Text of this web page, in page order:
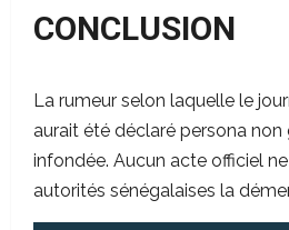
CONCLUSION
La rumeur selon laquelle le
aurait été déclaré persona
infondée. Aucun acte officiel
autorités sénégalaises la